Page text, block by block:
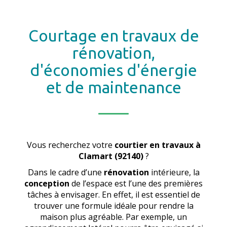
Courtage en travaux de
rénovation,
d'économies d'énergie
et de maintenance
Vous recherchez votre courtier en travaux à
Clamart (92140) ?
Dans le cadre d’une rénovation intérieure, la
conception de l’espace est l’une des premières
tâches à envisager. En effet, il est essentiel de
trouver une formule idéale pour rendre la
maison plus agréable. Par exemple, un